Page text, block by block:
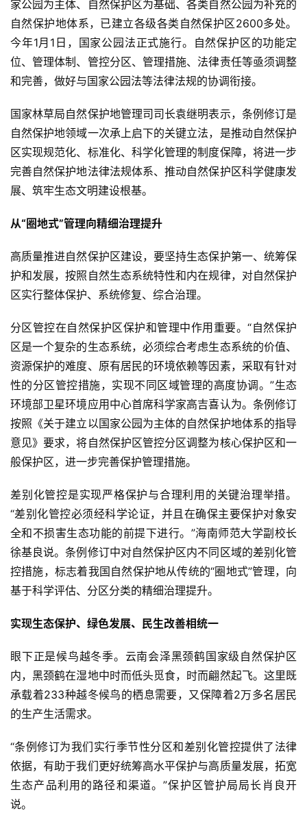
家公园为主体、自然保护区为基础、各类自然公园为补充的
自然保护地体系，已建立各级各类自然保护区2600多处。
今年1月1日，国家公园法正式施行。自然保护区的功能定
位、管理体制、管控分区、管理措施、法律责任等亟须调整
和完善，做好与国家公园法等法律法规的协调衔接。
国家林草局自然保护地管理司司长袁继明表示，条例修订是
自然保护地领域一次承上启下的关键立法，是推动自然保护
区实现规范化、标准化、科学化管理的制度保障，将进一步
完善自然保护地法律法规体系、推动自然保护区科学健康发
展、筑牢生态文明建设根基。
从“圈地式”管理向精细治理提升
高质量推进自然保护区建设，要坚持生态保护第一、统筹保
护和发展，按照自然生态系统特性和内在规律，对自然保护
区实行整体保护、系统修复、综合治理。
分区管控在自然保护区保护和管理中作用重要。“自然保护
区是一个复杂的生态系统，必须综合考虑生态系统的价值、
资源保护的难度、原有居民的环境依赖等因素，采取有针对
性的分区管控措施，实现不同区域管理的高度协调。”生态
环境部卫星环境应用中心首席科学家高吉喜认为。条例修订
按照《关于建立以国家公园为主体的自然保护地体系的指导
意见》要求，将自然保护区管控分区调整为核心保护区和一
般保护区，进一步完善保护管理措施。
差别化管控是实现严格保护与合理利用的关键治理举措。
“差别化管控必须经科学论证，并且在确保主要保护对象安
全和不损害生态功能的前提下进行。”海南师范大学副校长
徐基良说。条例修订中对自然保护区内不同区域的差别化管
控措施，标志着我国自然保护地从传统的“圈地式”管理，向
基于科学评估、分区分类的精细治理提升。
实现生态保护、绿色发展、民生改善相统一
眼下正是候鸟越冬季。云南会泽黑颈鹤国家级自然保护区
内，黑颈鹤在湿地中时而低头觅食，时而翩然起飞。这里既
承载着233种越冬候鸟的栖息需要，又保障着2万多名居民
的生产生活需求。
“条例修订为我们实行季节性分区和差别化管控提供了法律
依据，有助于我们更好统筹高水平保护与高质量发展，拓宽
生态产品利用的路径和渠道。”保护区管护局局长肖良开
说。